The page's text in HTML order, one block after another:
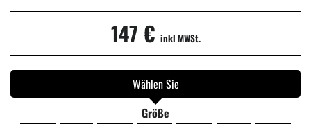
147 € inkl MWSt.
Wählen Sie
Größe